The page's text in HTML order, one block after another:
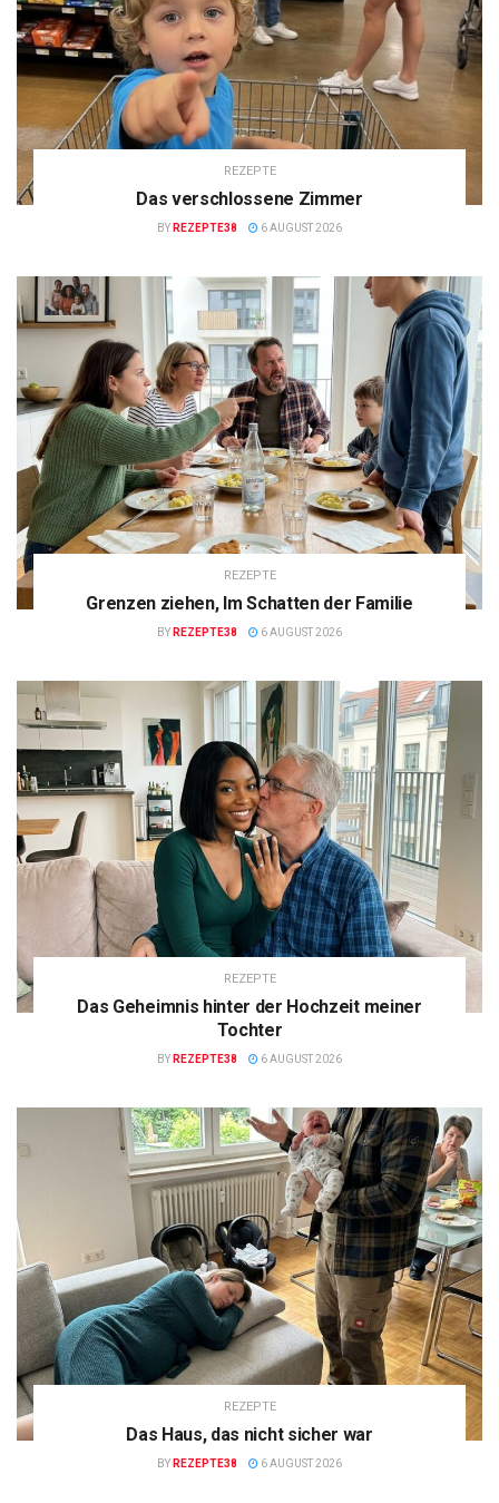
REZEPTE
Das verschlossene Zimmer
BY REZEPTE38 6 AUGUST 2026
REZEPTE
Grenzen ziehen, Im Schatten der Familie
BY REZEPTE38 6 AUGUST 2026
REZEPTE
Das Geheimnis hinter der Hochzeit meiner
Tochter
BY REZEPTE38 6 AUGUST 2026
REZEPTE
Das Haus, das nicht sicher war
BY REZEPTE38 6 AUGUST 2026